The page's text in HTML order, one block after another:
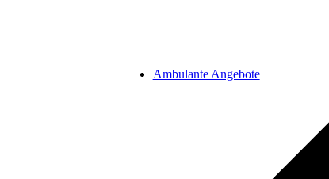
Ambulante Angebote